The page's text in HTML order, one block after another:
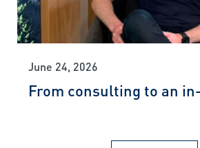
June 24, 2026
From consulting to an